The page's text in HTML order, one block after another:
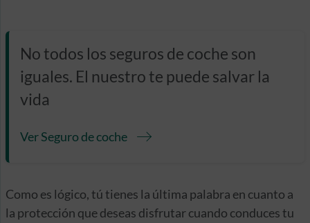
No todos los seguros de coche son
iguales. El nuestro te puede salvar la
vida
Ver Seguro de coche
Como es lógico, tú tienes la última palabra en cuanto a
la protección que deseas disfrutar cuando conduces tu